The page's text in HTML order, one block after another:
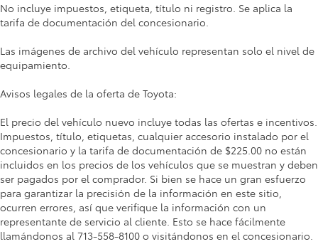
No incluye impuestos, etiqueta, título ni registro. Se aplica la
tarifa de documentación del concesionario.
Las imágenes de archivo del vehículo representan solo el nivel de
equipamiento.
Avisos legales de la oferta de Toyota:
El precio del vehículo nuevo incluye todas las ofertas e incentivos.
Impuestos, título, etiquetas, cualquier accesorio instalado por el
concesionario y la tarifa de documentación de $225.00 no están
incluidos en los precios de los vehículos que se muestran y deben
ser pagados por el comprador. Si bien se hace un gran esfuerzo
para garantizar la precisión de la información en este sitio,
ocurren errores, así que verifique la información con un
representante de servicio al cliente. Esto se hace fácilmente
llamándonos al 713-558-8100 o visitándonos en el concesionario.